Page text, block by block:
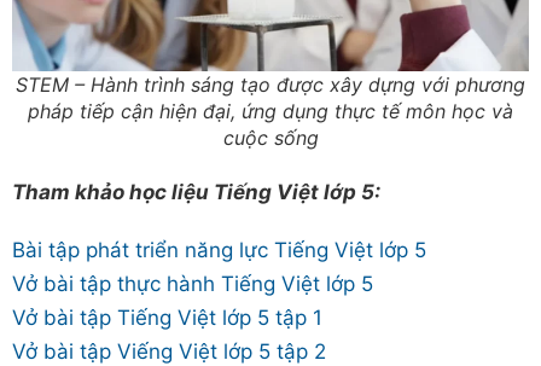
STEM – Hành trình sáng tạo được xây dựng với phương
pháp tiếp cận hiện đại, ứng dụng thực tế môn học và
cuộc sống
Tham khảo học liệu Tiếng Việt lớp 5:
Bài tập phát triển năng lực Tiếng Việt lớp 5
Vở bài tập thực hành Tiếng Việt lớp 5
Vở bài tập Tiếng Việt lớp 5 tập 1
Vở bài tập Viếng Việt lớp 5 tập 2